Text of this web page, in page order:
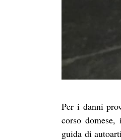
Per i danni
corso
guida di